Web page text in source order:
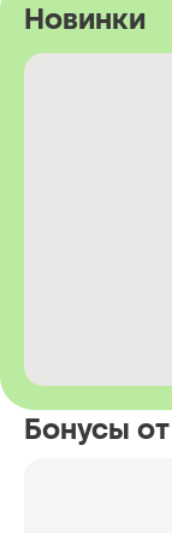
Новинки
Бонусы